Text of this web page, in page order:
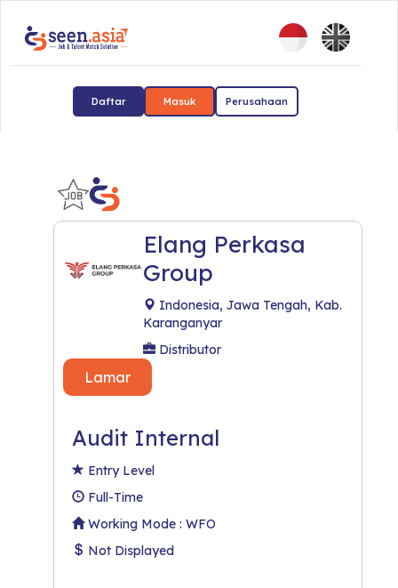
Daftar Masuk Perusahaan
Elang Perkasa
Group
Indonesia, Jawa Tengah, Kab.
Karanganyar
Distributor
Lamar
Audit Internal
Entry Level
Full-Time
Working Mode : WFO
Not Displayed